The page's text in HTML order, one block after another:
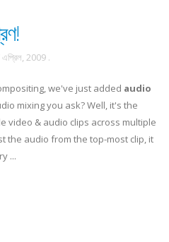
2009 .
we've just added audio
mixing you ask? Well, it's the
video & audio clips across multiple
the audio from the top-most clip, it
...